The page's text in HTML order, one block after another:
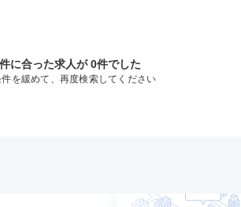
に合った求人が 0件でした
を緩めて、再度検索してください